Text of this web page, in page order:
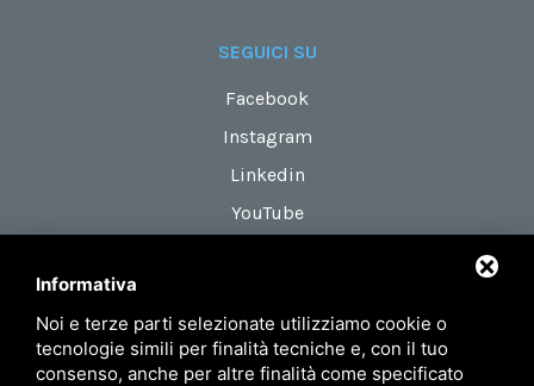
Informativa
Noi e terze parti selezionate utilizziamo cookie o
tecnologie simili per finalità tecniche e, con il tuo
consenso, anche per altre finalità come specificato
SEGUICI SU
Facebook
Instagram
Linkedin
YouTube
Via Maestri del Lavoro, 18
zona Roveri 2